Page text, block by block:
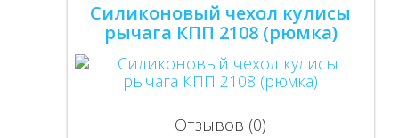
Силиконовый чехол кулисы
рычага КПП 2108 (рюмка)
Отзывов (0)